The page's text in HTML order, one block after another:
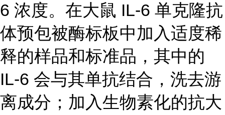
6 浓度。在大鼠 IL-6 单克隆抗
体预包被酶标板中加入适度稀
释的样品和标准品，其中的
IL-6 会与其单抗结合，洗去游
离成分；加入生物素化的抗大